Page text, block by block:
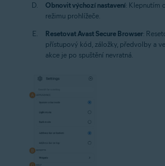
Obnovit výchozí nastavení: Klepnutím
režimu prohlížeče.
Resetovat Avast Secure Browser:
přístupový kód, záložky, předvolby a
akce je po spuštění nevratná.